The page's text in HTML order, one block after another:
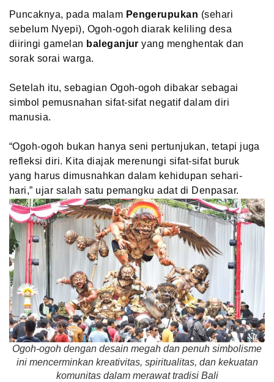
Puncaknya, pada malam Pengerupukan (sehari
sebelum Nyepi), Ogoh-ogoh diarak keliling desa
diiringi gamelan baleganjur yang menghentak dan
sorak sorai warga.
Setelah itu, sebagian Ogoh-ogoh dibakar sebagai
simbol pemusnahan sifat-sifat negatif dalam diri
manusia.
“Ogoh-ogoh bukan hanya seni pertunjukan, tetapi juga
refleksi diri. Kita diajak merenungi sifat-sifat buruk
yang harus dimusnahkan dalam kehidupan sehari-
hari,” ujar salah satu pemangku adat di Denpasar.
Ogoh-ogoh dengan desain megah dan penuh simbolisme
ini mencerminkan kreativitas, spiritualitas, dan kekuatan
komunitas dalam merawat tradisi Bali